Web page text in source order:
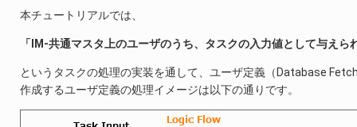
本チュートリアルでは、
「IM-共通マスタ上のユーザのうち、タスクの入力値として与え
というタスクの処理の実装を通して、ユーザ定義（Database
作成するユーザ定義の処理イメージは以下の通りです。